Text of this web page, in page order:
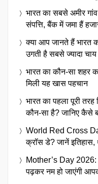
भारत का सबसे अमीर
संपत्ति, बैंक में जमा हैं
क्या आप जानते हैं भारत
उगती है सबसे ज्यादा चाय
भारत का कौन-सा शहर
मिली यह खास पहचान
भारत का पहला पूरी
कौन-सा है? जानिए कैसे
World Red Cross
क्रॉस डे? जानें इतिहास,
Mother’s Day 2026:
पढ़कर नम हो जाएंगी